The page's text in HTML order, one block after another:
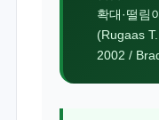
확대·떨림
(Rugaas
2002 /